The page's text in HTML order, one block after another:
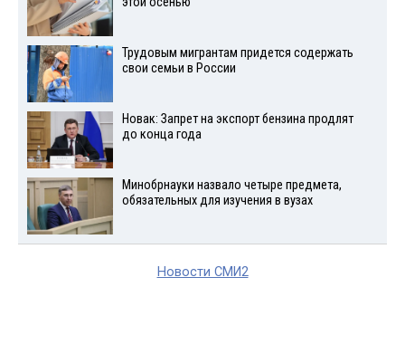
Трудовым мигрантам придется содержать
свои семьи в России
Новак: Запрет на экспорт бензина продлят
до конца года
Минобрнауки назвало четыре предмета,
обязательных для изучения в вузах
Новости СМИ2